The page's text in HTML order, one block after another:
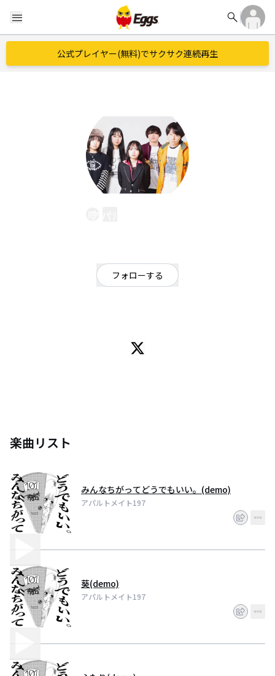
menu search
公式プレイヤー(無料)でサクサク連続再生
フォローする
楽曲リスト
みんなちがってどうでもいい。(demo)
アパルトメイト197
葵(demo)
アパルトメイト197